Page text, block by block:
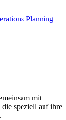
Planning
mit
speziell auf ihre